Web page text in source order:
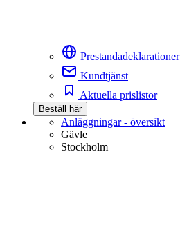
Prestandadeklarationer
Kundtjänst
Aktuella prislistor
Beställ här
Anläggningar - översikt
Gävle
Stockholm